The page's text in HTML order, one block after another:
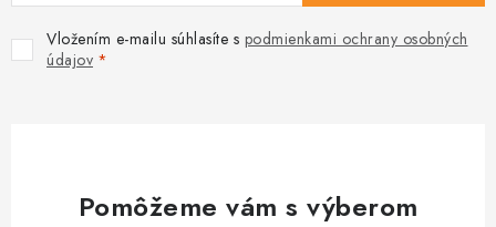
Vložením e-mailu súhlasíte s podmienkami ochrany osobných
údajov
Pomôžeme vám s výberom